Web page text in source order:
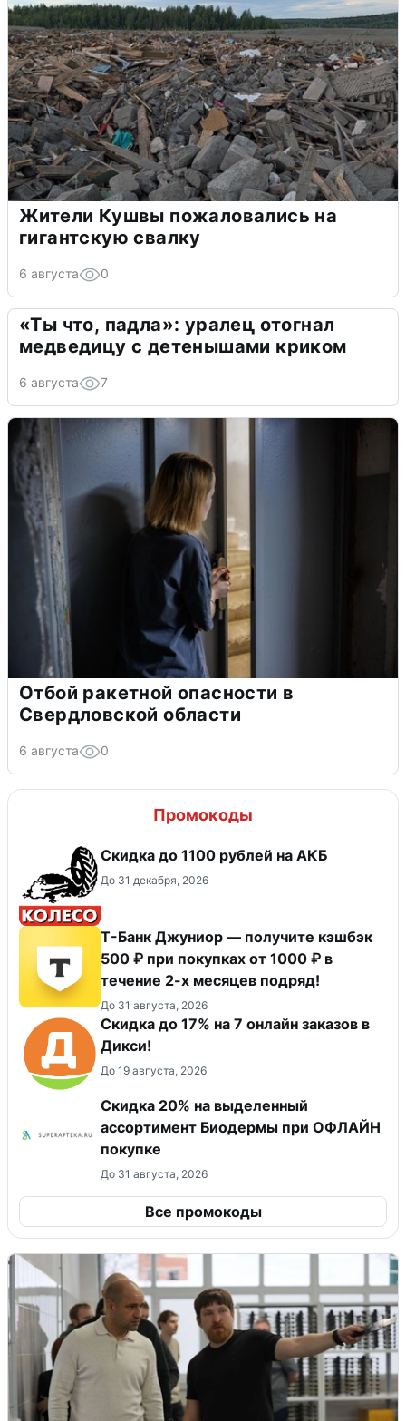
Жители Кушвы пожаловались на
гигантскую свалку
6 августа 0
«Ты что, падла»: уралец отогнал
медведицу с детенышами криком
6 августа 7
Отбой ракетной опасности в
Свердловской области
6 августа 0
Промокоды
Скидка до 1100 рублей на АКБ
До 31 декабря, 2026
Т-Банк Джуниор — получите кэшбэк
500 ₽ при покупках от 1000 ₽ в
течение 2-х месяцев подряд!
До 31 августа, 2026
Скидка до 17% на 7 онлайн заказов в
Дикси!
До 19 августа, 2026
Скидка 20% на выделенный
ассортимент Биодермы при ОФЛАЙН
покупке
До 31 августа, 2026
Все промокоды